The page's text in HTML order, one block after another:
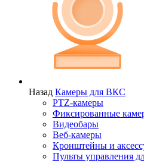
Назад Камеры для ВКС
PTZ-камеры
Фиксированные
Видеобары
Веб-камеры
Кронштейны и
Пульты управления